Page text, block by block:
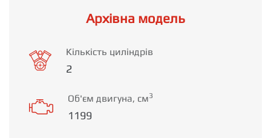
Архівна модель
Кількість циліндрів
2
Об'єм двигуна, см3
1199